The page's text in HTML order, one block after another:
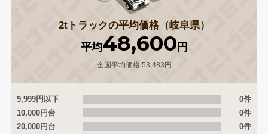
2tトラックの平均価格（岐阜県）
平均48,600 円
全国平均価格 53,483円
9,999円以下
0件
10,000円台
0件
20,000円台
0件